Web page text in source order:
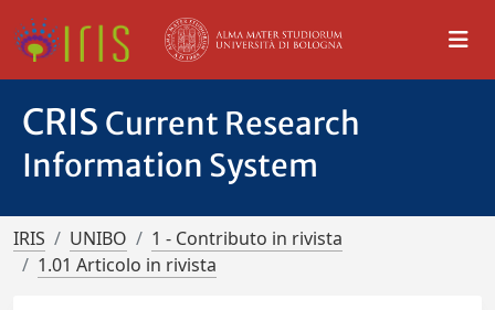
CRIS Current Research
Information System
IRIS UNIBO
1 - Contributo in rivista
1.01 Articolo in rivista